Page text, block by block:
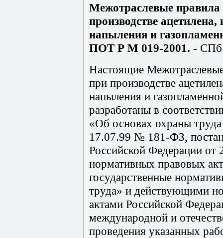
Межотраслевые правила
производстве ацетилена,
напыления и
ПОТ Р М 019-2001. -
Настоящие
при производстве
напыления и
разработаны в
«Об основах охраны
17.07.99 № 181-ФЗ,
Российской Федерации
нормативных правовых
государственные
труда» и действующими
актами Российской
международной и
проведения указанных